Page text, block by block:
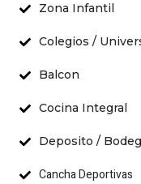
Zona Infantil
Colegios /
Balcon
Cocina Integral
Deposito /
Cancha Deportivas